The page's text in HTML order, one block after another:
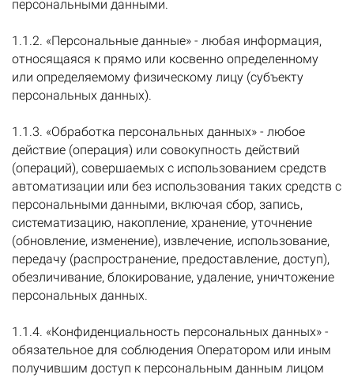
персональными данными.
1.1.2. «Персональные данные» - любая информация,
относящаяся к прямо или косвенно определенному
или определяемому физическому лицу (субъекту
персональных данных).
1.1.3. «Обработка персональных данных» - любое
действие (операция) или совокупность действий
(операций), совершаемых с использованием средств
автоматизации или без использования таких средств с
персональными данными, включая сбор, запись,
систематизацию, накопление, хранение, уточнение
(обновление, изменение), извлечение, использование,
передачу (распространение, предоставление, доступ),
обезличивание, блокирование, удаление, уничтожение
персональных данных.
1.1.4. «Конфиденциальность персональных данных» -
обязательное для соблюдения Оператором или иным
получившим доступ к персональным данным лицом